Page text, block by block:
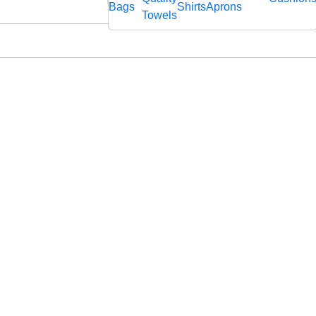
Bags
Towels
ShirtsAprons